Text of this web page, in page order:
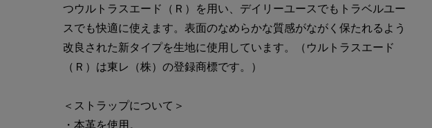
つウルトラスエード（Ｒ）を用い、デイリーユースでもトラベルユー
スでも快適に使えます。表面のなめらかな質感がながく保たれるよう
改良された新タイプを生地に使用しています。（ウルトラスエード
（Ｒ）は東レ（株）の登録商標です。）
＜ストラップについて＞
・本革を使用。